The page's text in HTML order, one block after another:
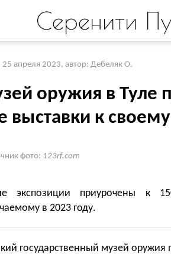
Серенити
25 апреля 2023, автор: Дебеляк О.
оружия в Туле
выставки к
фото: 123rf.com
экспозиции приурочены к
в 2023 году.
государственный музей оружия